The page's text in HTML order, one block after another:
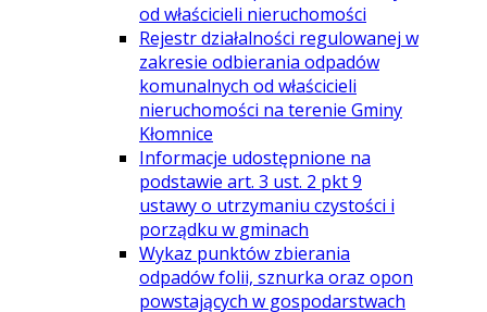
od właścicieli nieruchomości
Rejestr działalności regulowanej w
zakresie odbierania odpadów
komunalnych od właścicieli
nieruchomości na terenie Gminy
Kłomnice
Informacje udostępnione na
podstawie art. 3 ust. 2 pkt 9
ustawy o utrzymaniu czystości i
porządku w gminach
Wykaz punktów zbierania
odpadów folii, sznurka oraz opon
powstających w gospodarstwach